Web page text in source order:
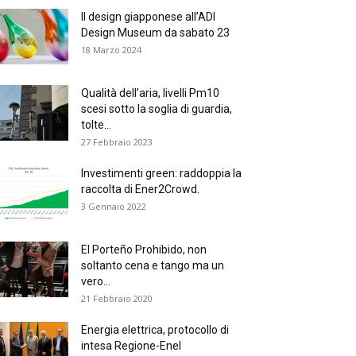
Il design giapponese all’ADI
Design Museum da sabato 23
18 Marzo 2024
Qualità dell’aria, livelli Pm10
scesi sotto la soglia di guardia,
tolte...
27 Febbraio 2023
Investimenti green: raddoppia la
raccolta di Ener2Crowd.
3 Gennaio 2022
El Porteño Prohibido, non
soltanto cena e tango ma un
vero...
21 Febbraio 2020
Energia elettrica, protocollo di
intesa Regione-Enel